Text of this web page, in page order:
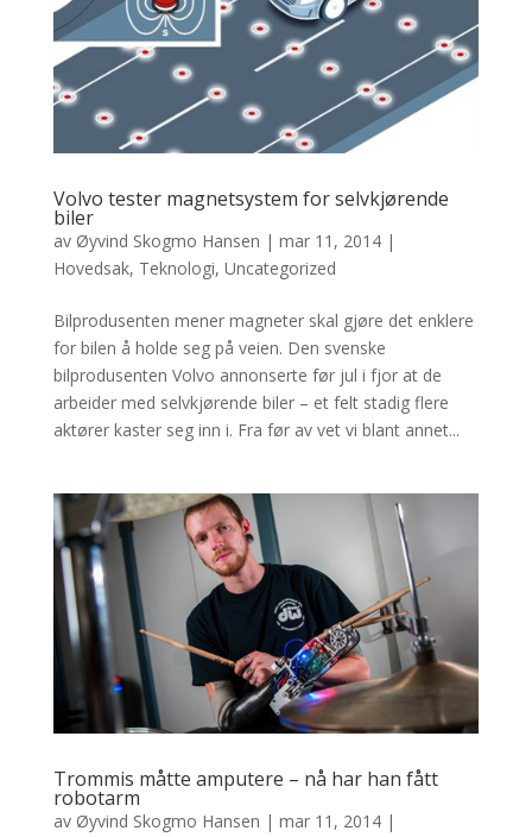
Volvo tester magnetsystem for selvkjørende
biler
av Øyvind Skogmo Hansen | mar 11, 2014|
Hovedsak, Teknologi, Uncategorized
Bilprodusenten mener magneter skal gjøre det enklere
for bilen å holde seg på veien. Den svenske
bilprodusenten Volvo annonserte før jul i fjor at de
arbeider med selvkjørende biler – et felt stadig flere
aktører kaster seg inn i. Fra før av vet vi blant annet...
Trommis måtte amputere – nå har han fått
robotarm
av Øyvind Skogmo Hansen | mar 11, 2014|